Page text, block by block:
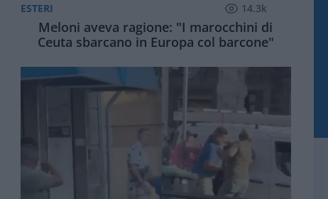
ESTERI 14.3k
Meloni aveva ragione: "I marocchini di
Ceuta sbarcano in Europa col barcone"